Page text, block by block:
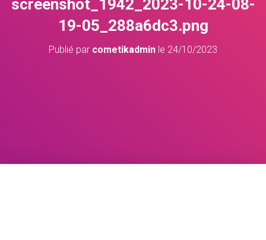
screenshot_1942_2023-10-24-08-
19-05_288a6dc3.png
Publié par cometikadmin le 24/10/2023